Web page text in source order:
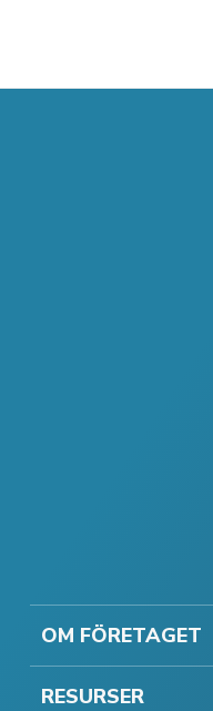
OM FÖRETAGET
RESURSER